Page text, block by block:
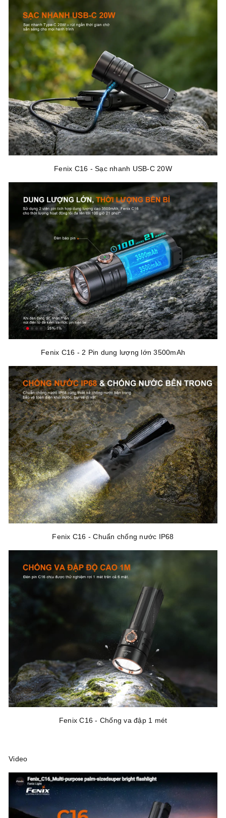
Fenix C16 - Sạc nhanh USB-C 20W
Fenix C16 - 2 Pin dung lượng lớn 3500mAh
Fenix C16 - Chuẩn chống nước IP68
Fenix C16 - Chống va đập 1 mét
Video